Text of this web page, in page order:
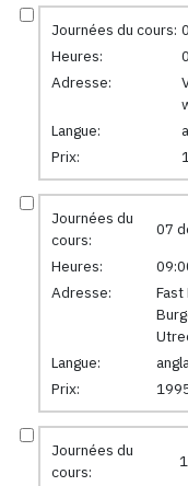
Journées du cours:
Heures:
Adresse:
Langue:
Prix:
Journées du
cours:
07
Heures:
Adresse:
Fast
Langue:
Prix:
Journées du
cours: